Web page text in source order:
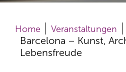
Home Veranstaltungen
Barcelona – Kunst,
Lebensfreude